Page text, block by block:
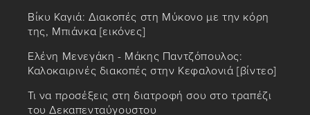
Βίκυ Καγιά: Διακοπές στη Μύκονο με την κόρη
της, Μπιάνκα [εικόνες]
Ελένη Μενεγάκη - Μάκης Παντζόπουλος:
Καλοκαιρινές διακοπές στην Κεφαλονιά [βίντεο]
Τι να προσέξεις στη διατροφή σου στο τραπέζι
του Δεκαπενταύγουστου